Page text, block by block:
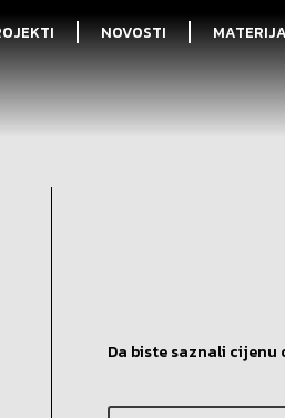
NOVOSTI
Da biste saznali cijenu